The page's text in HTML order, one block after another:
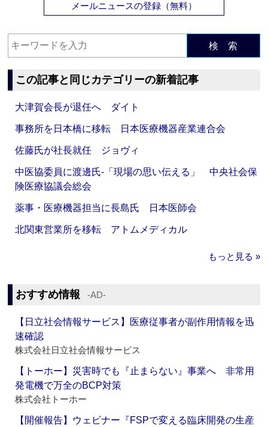
メールニュースの登録（無料）
検 索
この記事と同じカテゴリーの新着記事
大津賀会長が退任へ ダイト
事務所を日本橋に移転 日本医療機器産業連合会
佐藤氏が社長就任 ジョヴィ
中医協委員に渡邊氏‐「現場の思い伝える」 中央社会保
険医療協議会総会
薬事・医療機器担当に長島氏 日本医師会
北関東営業所を移転 アトムメディカル
もっと見る »
おすすめ情報 ‐AD‐
【日立社会情報サービス】医療従事者が副作用情報を迅
速確認
株式会社日立社会情報サービス
【トーホー】災害時でも『止まらない』事業へ 非常用
発電機で万全のBCP対策
株式会社トーホー
【開催報告】ウェビナー『FSPで変える臨床開発の生産